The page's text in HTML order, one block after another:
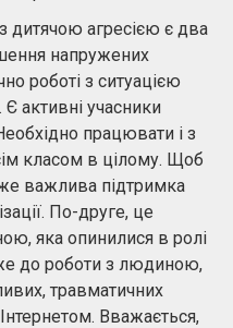
дитячою агресією є два
напружених
роботі з ситуацією
активні учасники
працювати і з
класом в цілому. Щоб
важлива підтримка
По-друге, це
яка опинилися в ролі
до роботи з людиною,
травматичних
Вважається,